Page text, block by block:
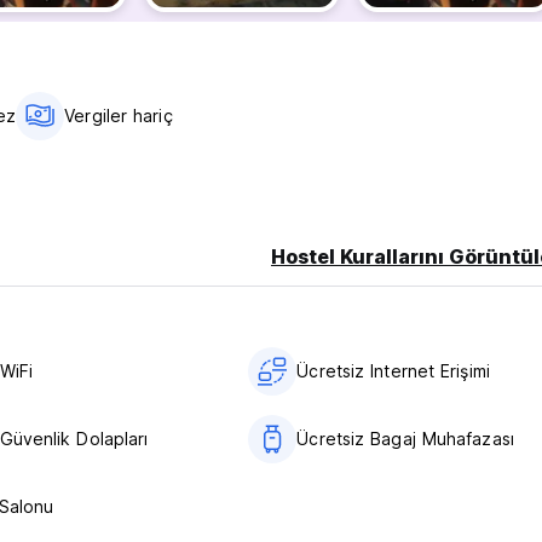
götürecektir."
Vergiler hariç
Hostel Kurallarını
Ücretsiz Internet Erişimi
Dolapları Ücretsiz Bagaj Muhafazası